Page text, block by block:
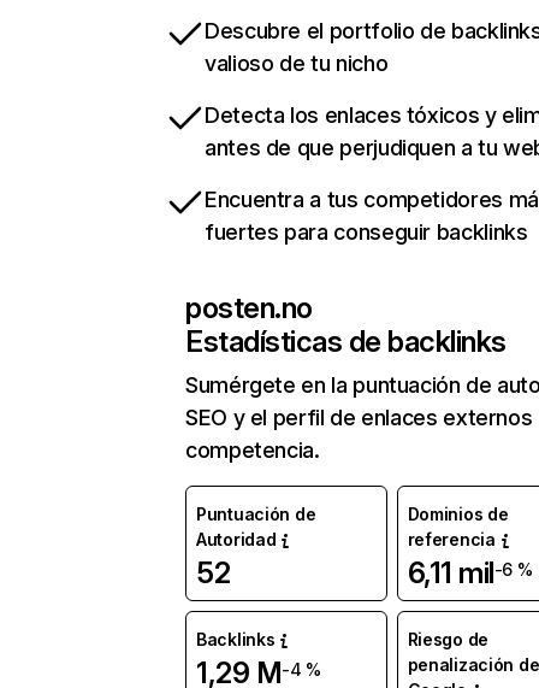
Descubre el portfolio de
valioso de tu nicho
Detecta los enlaces tóxicos y
antes de que perjudiquen a tu
Encuentra a tus competidores
fuertes para conseguir backlinks
posten.no
Estadísticas de backlinks
Sumérgete en la puntuación de
SEO y el perfil de enlaces externos
competencia.
Puntuación de
Autoridad
52
Dominios de
referencia
6,11 mil-6 %
Backlinks
1,29 M-4 %
Riesgo de
penalización de